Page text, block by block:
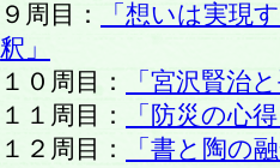
９周目：
「想いは実現
釈」
１０周目：
「宮沢賢治
１１周目：
「防災の心
１２周目：
「書と陶の